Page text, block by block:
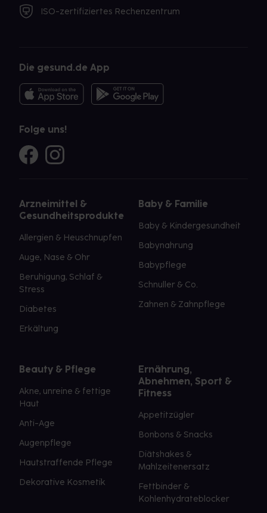
ISO-zertifiziertes Rechenzentrum
Die gesund.de App
Folge uns!
Arzneimittel &
Gesundheitsprodukte
Allergien & Heuschnupfen
Auge, Nase & Ohr
Beruhigung, Schlaf &
Stress
Diabetes
Erkältung
Baby & Familie
Baby & Kindergesundheit
Babynahrung
Babypflege
Schnuller & Co.
Zahnen & Zahnpflege
Beauty & Pflege
Akne, unreine & fettige
Haut
Anti-Age
Augenpflege
Hautstraffende Pflege
Dekorative Kosmetik
Ernährung,
Abnehmen, Sport &
Fitness
Appetitzügler
Bonbons & Snacks
Diätshakes &
Mahlzeitenersatz
Fettbinder &
Kohlenhydrateblocker